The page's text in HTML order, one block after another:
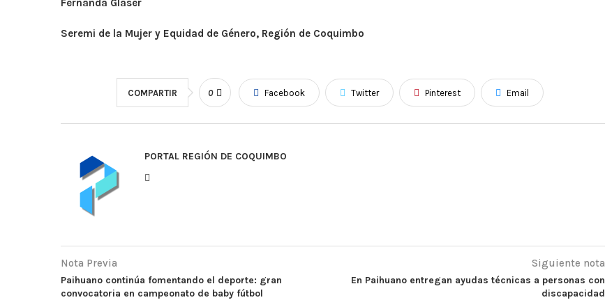
Fernanda Glaser
Seremi de la Mujer y Equidad de Género, Región de Coquimbo
COMPARTIR 0 Facebook Twitter Pinterest Email
PORTAL REGIÓN DE COQUIMBO
Nota Previa
Paihuano continúa fomentando el deporte: gran
convocatoria en campeonato de baby fútbol
Siguiente nota
En Paihuano entregan ayudas técnicas a personas con
discapacidad